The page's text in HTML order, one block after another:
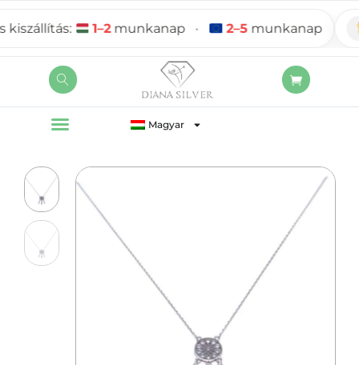
Magyar
1–2munkanap • 2–5munkanap